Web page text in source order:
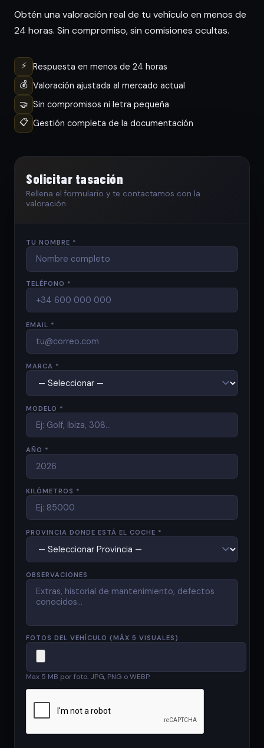
Obtén una valoración real de tu vehículo en menos de
24 horas. Sin compromiso, sin comisiones ocultas.
⚡
Respuesta en menos de 24 horas
💰 Valoración ajustada al mercado actual
🤝 Sin compromisos ni letra pequeña
📋 Gestión completa de la documentación
Solicitar tasación
Rellena el formulario y te contactamos con la
valoración
TU NOMBRE *
TELÉFONO *
EMAIL *
MARCA *
MODELO *
AÑO *
KILÓMETROS *
PROVINCIA DONDE ESTÁ EL COCHE *
OBSERVACIONES
FOTOS DEL VEHÍCULO (MÁX 5 VISUALES)
Max 5 MB por foto. JPG, PNG o WEBP.